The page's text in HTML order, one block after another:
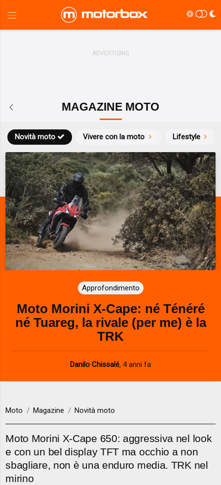
MAGAZINE MOTO
Novità moto Vivere con la moto Lifestyle
Approfondimento
Moto Morini X-Cape: né Ténéré
né Tuareg, la rivale (per me) è la
TRK
Danilo Chissalé, 4 anni fa
Moto Magazine Novità moto
Moto Morini X-Cape 650: aggressiva nel look
e con un bel display TFT ma occhio a non
sbagliare, non è una enduro media. TRK nel
mirino